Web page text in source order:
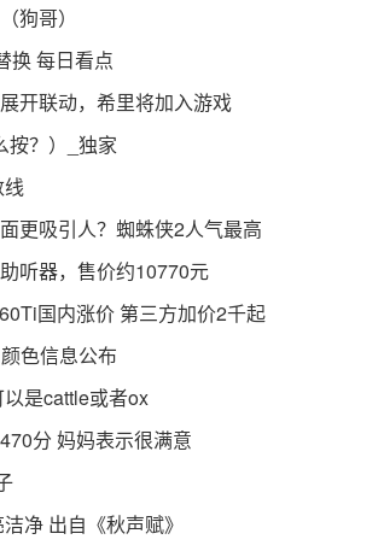
狗哥）
换 每日看点
开联动，希里将加入游戏
按？）_独家
更吸引人？蜘蛛侠2人气最高
听器，售价约10770元
国内涨价 第三方加价2千起
色信息公布
是cattle或者ox
分 妈妈表示很满意
净 出自《秋声赋》